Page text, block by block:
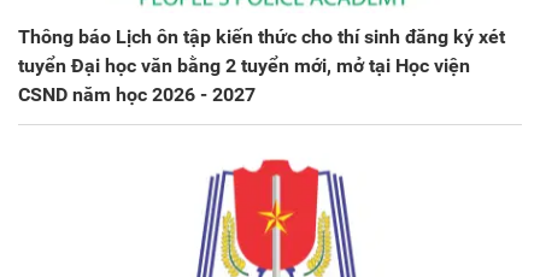
Thông báo Lịch ôn tập kiến thức cho thí sinh đăng ký xét
tuyển Đại học văn bằng 2 tuyển mới, mở tại Học viện
CSND năm học 2026 - 2027